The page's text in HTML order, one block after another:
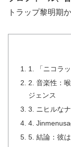
トラップ黎明期
1. 「ニコラ
2. 音楽性：
ジェンス
3. ニヒルな
4.
5. 結論：彼